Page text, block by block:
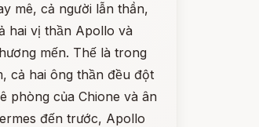
mê, cả người lẫn thần,
hai vị thần Apollo và
mến. Thế là trong
cả hai ông thần đều đột
phòng của Chione và ân
đến trước, Apollo